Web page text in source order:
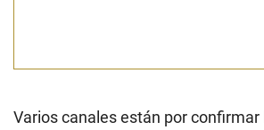
Varios canales están por confirmar